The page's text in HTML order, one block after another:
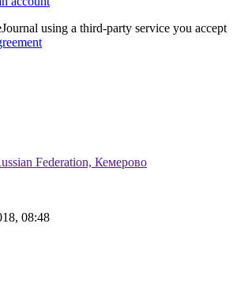
using a third-party service you accept
Federation, Кемерово
08:48